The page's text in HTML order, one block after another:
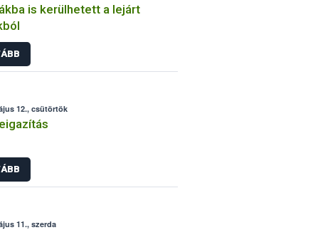
is kerülhetett a lejárt
12., csütörtök
11., szerda